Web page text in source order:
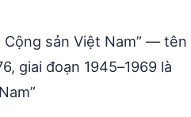
Cộng sản Việt Nam” — tên
giai đoạn 1945–1969 là